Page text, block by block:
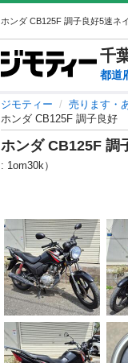
千
都道
ジモティー 売ります・
ホンダ CB125F 調子良
ホンダ CB125F
: 1om30k）